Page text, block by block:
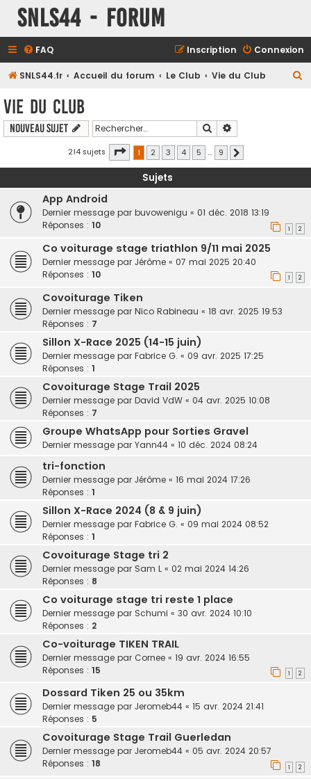
SNLS44 - Forum
FAQ Connexion
Inscription
SNLS44.fr Accueil du forum Le Club Vie du Club
r
r
Vie du Club
Nouveau sujet Rechercher
214 sujets Page 1sur9
1 2 3 4 5 … 9
Sujets
App Android
Dernier message par buvowenigu « 01 déc. 2018 13:19
Réponses : 10 1 2
Co voiturage stage triathlon 9/11 mai 2025
Dernier message par Jérôme « 07 mai 2025 20:40
Réponses : 10 1 2
Covoiturage Tiken
Dernier message par Nico Rabineau « 18 avr. 2025 19:53
Réponses : 7
Sillon X-Race 2025 (14-15 juin)
Dernier message par Fabrice G. « 09 avr. 2025 17:25
Réponses : 1
Covoiturage Stage Trail 2025
Dernier message par David VdW « 04 avr. 2025 10:08
Réponses : 7
Groupe WhatsApp pour Sorties Gravel
Dernier message par Yann44 « 10 déc. 2024 08:24
tri-fonction
Dernier message par Jérôme « 16 mai 2024 17:26
Réponses : 1
Sillon X-Race 2024 (8 & 9 juin)
Dernier message par Fabrice G. « 09 mai 2024 08:52
Réponses : 1
Covoiturage Stage tri 2
Dernier message par Sam L « 02 mai 2024 14:26
Réponses : 8
Co voiturage stage tri reste 1 place
Dernier message par Schumi « 30 avr. 2024 10:10
Réponses : 2
Co-voiturage TIKEN TRAIL
Dernier message par Cornee « 19 avr. 2024 16:55
Réponses : 15 1 2
Dossard Tiken 25 ou 35km
Dernier message par Jeromeb44 « 15 avr. 2024 21:41
Réponses : 5
Covoiturage Stage Trail Guerledan
Dernier message par Jeromeb44 « 05 avr. 2024 20:57
Réponses : 18 1 2